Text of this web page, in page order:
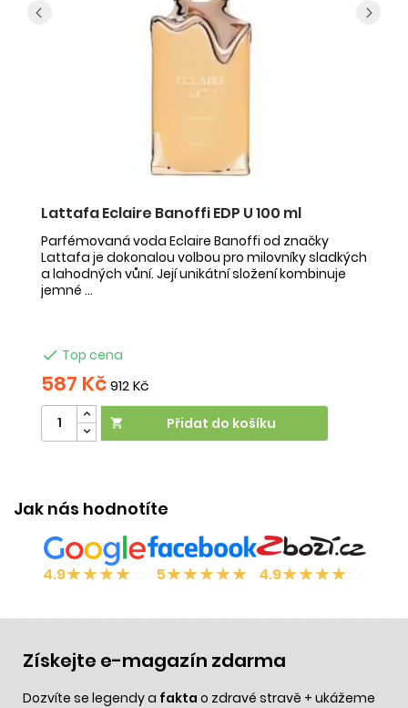
Lattafa Eclaire Banoffi EDP U 100 ml
Parfémovaná voda Eclaire Banoffi od značky
Lattafa je dokonalou volbou pro milovníky sladkých
a lahodných vůní. Její unikátní složení kombinuje
jemné ...
 Top cena
587 Kč912 Kč
 Přidat do košíku
Jak nás hodnotíte
4.9★★★★ 5★★★★★ 4.9★★★★
Získejte e-magazín zdarma
Dozvíte se legendy a fakta o zdravé stravě + ukážeme